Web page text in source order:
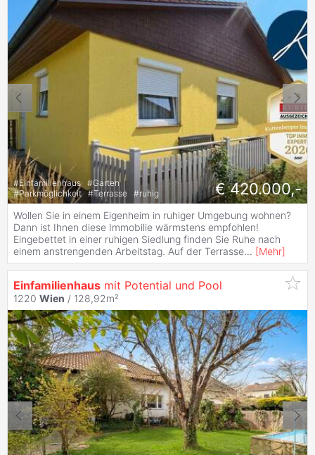
#Einfamilienhaus #Garten
#Parkmöglichkeit #Terrasse #ruhig € 420.000,-
Wollen Sie in einem Eigenheim in ruhiger Umgebung wohnen?
Dann ist Ihnen diese Immobilie wärmstens empfohlen!
Eingebettet in einer ruhigen Siedlung finden Sie Ruhe nach
einem anstrengenden Arbeitstag. Auf der Terrasse... [Mehr]
Einfamilienhaus mit Potential und Pool
1220 Wien / 128,92m²